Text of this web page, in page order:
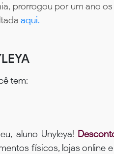
prorrogou por um ano
aqui.
tem:
aluno Unyleya!
físicos, lojas online